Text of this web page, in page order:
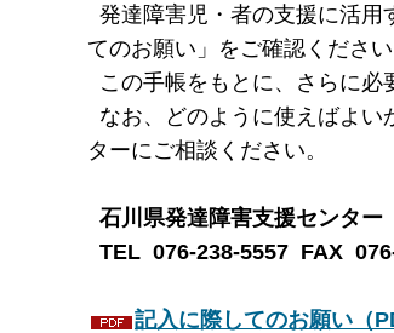
発達障害児・者の支援に活用
てのお願い」をご確認ください
この手帳をもとに、さらに必
なお、どのように使えばよい
ターにご相談ください。
石川県発達障害支援センター
TEL 076-238-5557 FAX
記入に際してのお願い（